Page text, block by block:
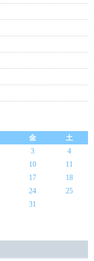
金
土
3
4
10
11
17
18
24
25
31